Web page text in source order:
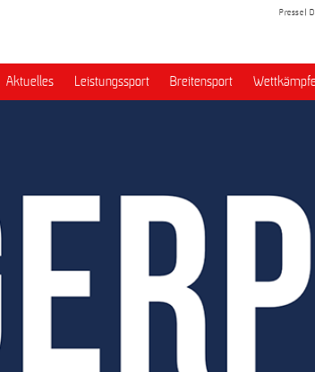
Presse
Aktuelles Leistungssport Breitensport